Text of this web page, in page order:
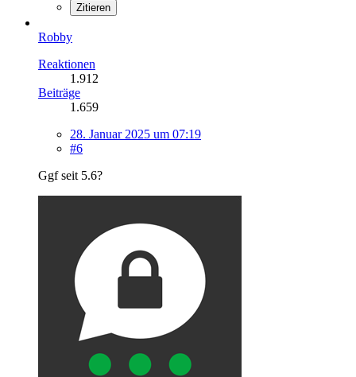
Zitieren
Robby
Reaktionen
1.912
Beiträge
1.659
28. Januar 2025 um 07:19
#6
Ggf seit 5.6?